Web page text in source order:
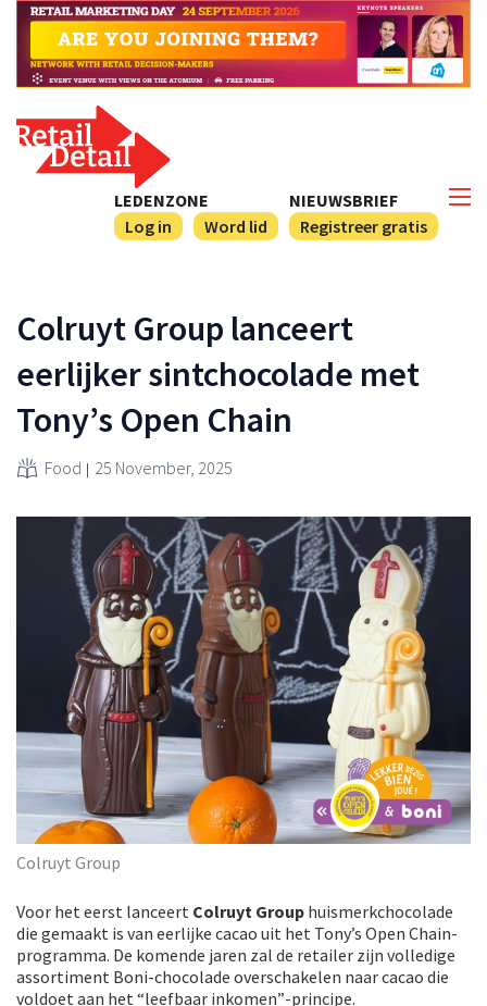
NIEUWSBRIEF
Registreer gratis
LEDENZONE
Log in
Word lid
Colruyt Group lanceert
eerlijker sintchocolade met
Tony’s Open Chain
Food 25 November, 2025
Colruyt Group
Voor het eerst lanceert Colruyt Group huismerkchocolade
die gemaakt is van eerlijke cacao uit het Tony’s Open Chain-
programma. De komende jaren zal de retailer zijn volledige
assortiment Boni-chocolade overschakelen naar cacao die
voldoet aan het “leefbaar inkomen”-principe.